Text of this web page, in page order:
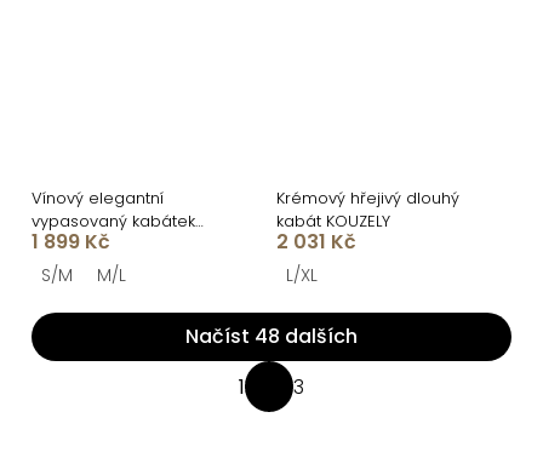
Vínový elegantní
vypasovaný kabátek
RALORIEN
1 899 Kč
S/M M/L
Krémový hřejivý dlouhý
kabát KOUZELY
2 031 Kč
L/XL
O
v
Načíst 48 dalších
1 3